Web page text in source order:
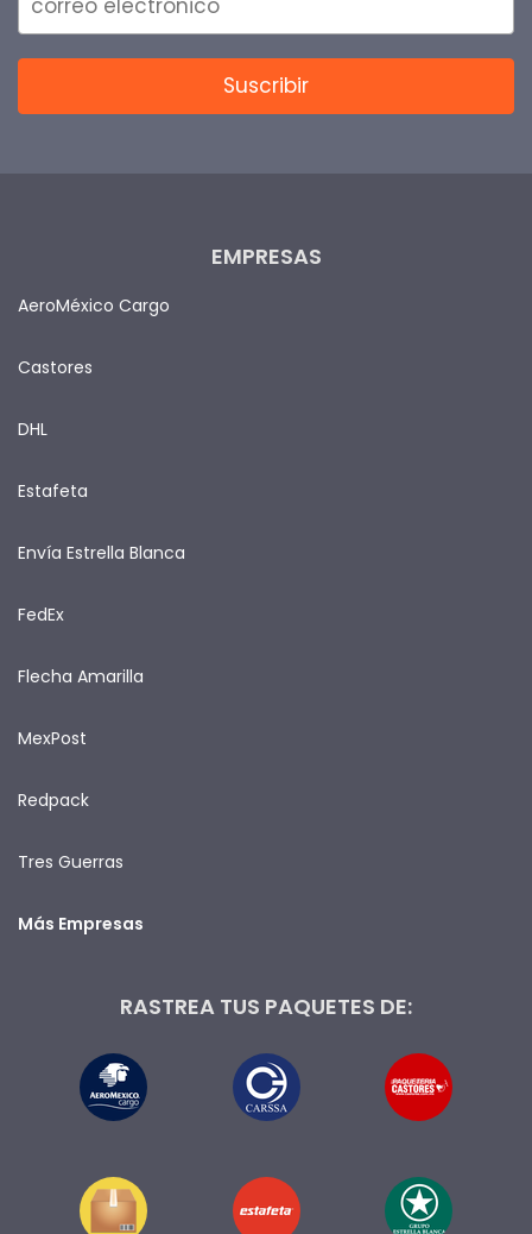
EMPRESAS
AeroMéxico Cargo
Castores
DHL
Estafeta
Envía Estrella Blanca
FedEx
Flecha Amarilla
MexPost
Redpack
Tres Guerras
Más Empresas
RASTREA TUS PAQUETES DE: